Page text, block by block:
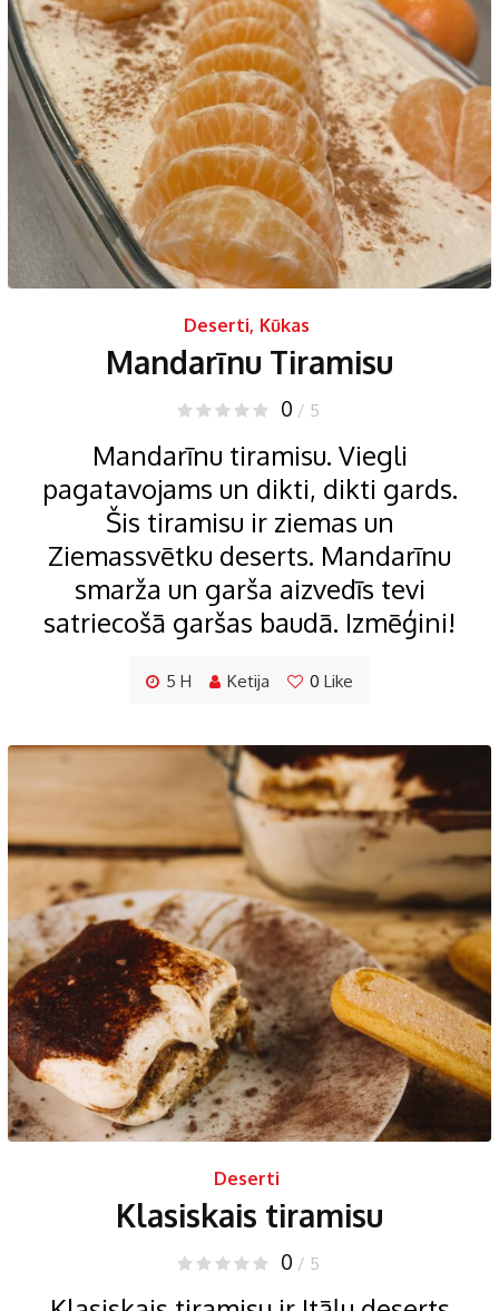
Deserti, Kūkas
Mandarīnu Tiramisu
0 / 5
Mandarīnu tiramisu. Viegli
pagatavojams un dikti, dikti gards.
Šis tiramisu ir ziemas un
Ziemassvētku deserts. Mandarīnu
smarža un garša aizvedīs tevi
satriecošā garšas baudā. Izmēģini!
5 H Ketija 0 Like
Deserti
Klasiskais tiramisu
0 / 5